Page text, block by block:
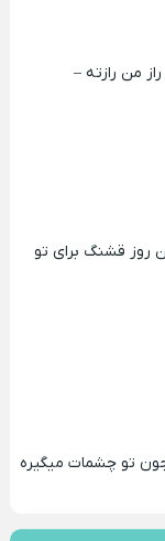
من رازته –
قشنگ برای تو
تو چشمات میگیره